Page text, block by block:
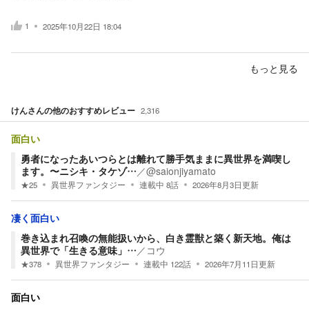
1 2025年10月22日 18:04
もっと見る
けんさんの他のおすすめレビュー 2,316
面白い
勇者になったあいつらとは離れて勝手気ままに異世界を満喫し
ます。〜ニシキ・タケゾ… ／@saionjiyamato
★25 異世界ファンタジー 連載中 8話 2026年8月3日更新
凄く面白い
巻き込まれ召喚の無能扱いから、白き霊獣と築く新天地。俺は
異世界で「生きる意味」… ／ コウ
★378 異世界ファンタジー 連載中 122話 2026年7月11日更新
面白い